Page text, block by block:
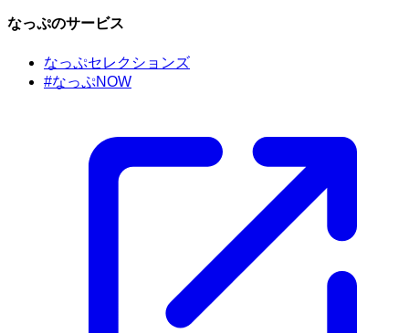
なっぷのサービス
なっぷセレクションズ
#なっぷNOW